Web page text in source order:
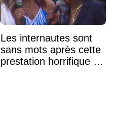
Les internautes sont
sans mots après cette
prestation horrifique de